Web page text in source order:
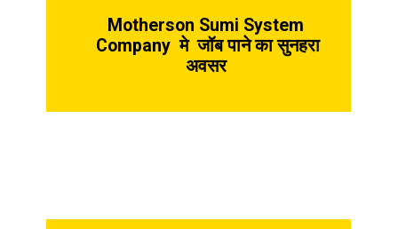
Motherson Sumi System
Company मे जॉब पाने का सुनहरा
अवसर